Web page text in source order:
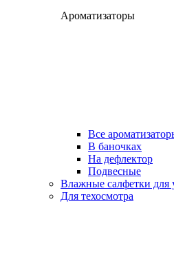
Ароматизаторы
Все
В баночках
На дефлектор
Подвесные
Влажные салфетки для
Для техосмотра